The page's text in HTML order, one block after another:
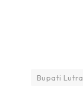
Bupati